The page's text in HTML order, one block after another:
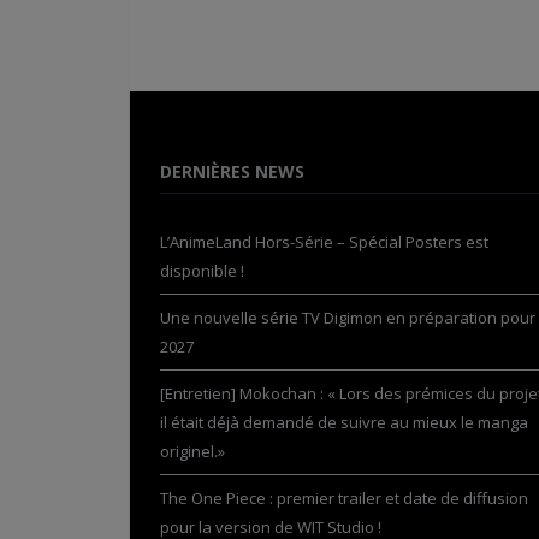
DERNIÈRES NEWS
L’AnimeLand Hors-Série – Spécial Posters est
disponible !
Une nouvelle série TV Digimon en préparation pour
2027
[Entretien] Mokochan : « Lors des prémices du
il était déjà demandé de suivre au mieux le manga
originel.»
The One Piece : premier trailer et date de diffusion
pour la version de WIT Studio !